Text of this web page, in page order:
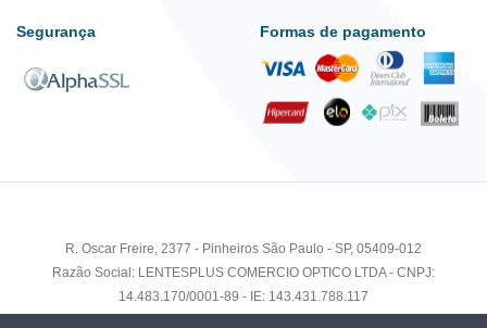
Segurança Formas de pagamento
R. Oscar Freire, 2377 - Pinheiros São Paulo - SP, 05409-012
Razão Social: LENTESPLUS COMERCIO OPTICO LTDA - CNPJ:
14.483.170/0001-89 - IE: 143.431.788.117